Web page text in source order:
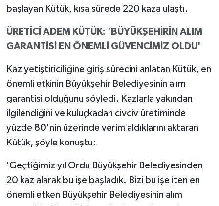
başlayan Kütük, kısa sürede 220 kaza ulaştı.
ÜRETİCİ ADEM KÜTÜK: 'BÜYÜKŞEHİRİN ALIM
GARANTİSİ EN ÖNEMLİ GÜVENCİMİZ OLDU'
Kaz yetiştiriciliğine giriş sürecini anlatan Kütük, en
önemli etkinin Büyükşehir Belediyesinin alım
garantisi olduğunu söyledi. Kazlarla yakından
ilgilendiğini ve kuluçkadan civciv üretiminde
yüzde 80'nin üzerinde verim aldıklarını aktaran
Kütük, şöyle konuştu:
'Geçtiğimiz yıl Ordu Büyükşehir Belediyesinden
20 kaz alarak bu işe başladık. Bizi bu işe iten en
önemli etken Büyükşehir Belediyesinin alım